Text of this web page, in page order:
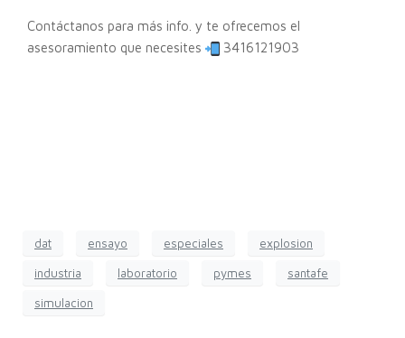
Contáctanos para más info. y te ofrecemos el
asesoramiento que necesites
3416121903
dat ensayo especiales explosion
industria laboratorio pymes santafe
simulacion